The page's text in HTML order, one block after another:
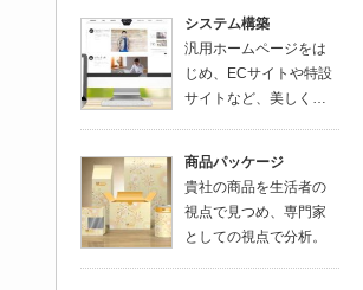
システム構築
汎用ホームページをは
じめ、ECサイトや特設
サイトなど、美しく…
商品パッケージ
貴社の商品を生活者の
視点で見つめ、専門家
としての視点で分析。